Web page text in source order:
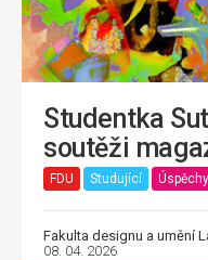
Studentka
soutěži
FDU Studující Úspěchy
Fakulta designu a umění
08. 04. 2026